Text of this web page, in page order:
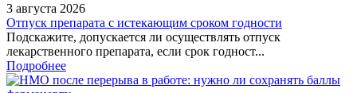
3 августа 2026
Отпуск препарата с истекающим сроком годности
Подскажите, допускается ли осуществлять отпуск
лекарственного препарата, если срок годност...
Подробнее